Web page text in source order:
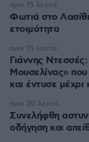
Φωτιά στο
ετοιμότητα
πριν 15 λεπτά
Γιάννης
Μουσελίνας»
και έντυσε
πριν 15 λεπτά
Συνελήφθη
οδήγηση και
πριν 20 λεπτά